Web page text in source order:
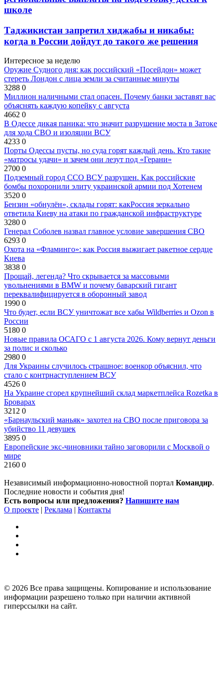
школе
Таджикистан запретил хиджабы и никабы:
когда в России дойдут до такого же решения
Интересное за неделю
Оружие Судного дня: как российский «Посейдон» может
стереть Лондон с лица земли за считанные минуты
3288 0
Миллион наличными стал опасен. Почему банки заставят вас
объяснять каждую копейку с августа
4662 0
В Одессе дикая паника: что значит разрушение моста в Затоке
для хода СВО и изоляции ВСУ
4233 0
Порты Одессы пусты, но суда горят каждый день. Кто такие
«матросы удачи» и зачем они лезут под «Герани»
2700 0
Подземный город ССО ВСУ разрушен. Как российские
бомбы похоронили элиту украинской армии под Хотенем
3520 0
Бензин «обнулён», склады горят: какРоссия зеркально
ответила Киеву на атаки по гражданской инфраструктуре
3280 0
Генерал Соболев назвал главное условие завершения СВО
6293 0
Охота на «Фламинго»: как Россия выжигает ракетное сердце
Киева
3838 0
Прощай, легенда? Что скрывается за массовыми
увольнениями в BMW и почему баварский гигант
переквалифицируется в оборонный завод
1990 0
Что будет, если ВСУ уничтожат все хабы Wildberries и Ozon в
России
5180 0
Новые правила ОСАГО с 1 августа 2026. Кому вернут деньги
за полис и сколько
2980 0
Для Украины случилось страшное: военкор объяснил, что
стало с контрнаступлением ВСУ
4526 0
На Украине сгорел крупнейший склад маркетплейса Rozetka в
Броварах
3212 0
«Барнаульский маньяк» захотел на СВО после приговора за
убийство 11 девушек
3895 0
Европейские экс-чиновники тайно заговорили с Москвой о
мире
2160 0
Независимый информационно-новостной портал Командир.
Последние новости и события дня!
Есть вопросы или предложения? Напишите нам
О проекте | Реклама | Контакты
© 2026 Все права защищены. Копирование и использование
информации разрешено только при наличии активной
гиперссылки на сайт.